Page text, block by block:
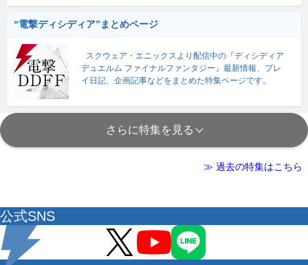
“電撃ディシディア”まとめページ
スクウェア・エニックスより配信中の『ディシディア
デュエルム ファイナルファンタジー』最新情報、プレ
イ日記、企画記事などをまとめた特集ページです。
さらに特集を見る
≫ 過去の特集はこちら
公式SNS